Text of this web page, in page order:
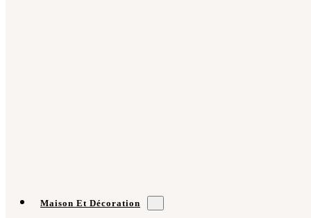
Maison Et Décoration